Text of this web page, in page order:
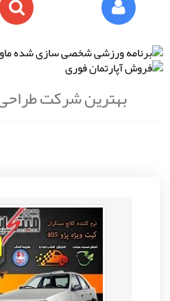
بهترین شرکت